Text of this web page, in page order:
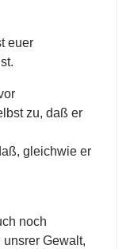
euer
zu, daß er
gleichwie er
noch
Gewalt,